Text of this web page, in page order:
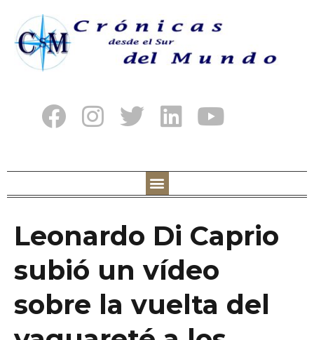
Leonardo Di Caprio
subió un vídeo
sobre la vuelta del